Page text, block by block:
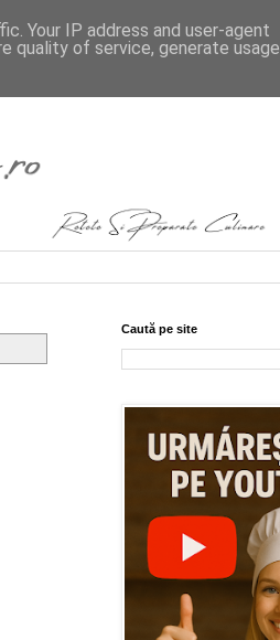
Caută pe site
Your IP address and user-agent
quality of service, generate usage